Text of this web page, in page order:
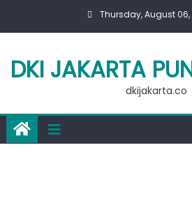
Thursday, August 06,
DKI JAKARTA
dkijakarta.co